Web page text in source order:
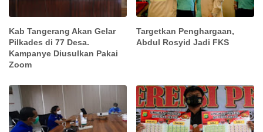
Kab Tangerang Akan Gelar
Pilkades di 77 Desa.
Kampanye Diusulkan Pakai
Zoom
Targetkan Penghargaan,
Abdul Rosyid Jadi FKS